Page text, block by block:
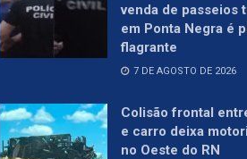
venda de passeios
em Ponta Negra é
flagrante
7 DE AGOSTO DE 2026
Colisão frontal
e carro deixa
no Oeste do RN